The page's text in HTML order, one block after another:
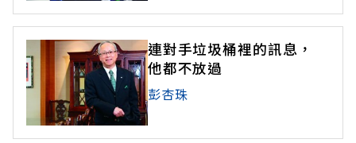
連對手垃圾桶裡的訊息，
他都不放過
彭杏珠